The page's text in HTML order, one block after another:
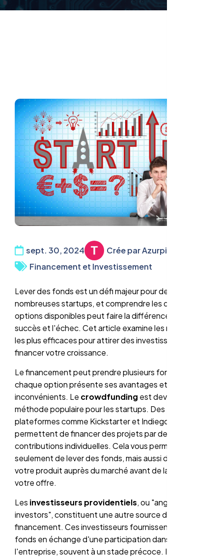
sept. 30, 2024
Crée par Azurpixel
Financement et Investissement
Lever des fonds est un défi majeur pour de
nombreuses startups, et comprendre les différentes
options disponibles peut faire la différence entre le
succès et l'échec. Cet article examine les méthodes
les plus efficaces pour attirer des investisseurs et
financer votre croissance.
Le financement peut prendre plusieurs formes, et
chaque option présente ses avantages et
inconvénients. Le crowdfunding est devenu une
méthode populaire pour les startups. Des
plateformes comme Kickstarter et Indiegogo
permettent de financer des projets par des
contributions individuelles. Cela vous permet non
seulement de lever des fonds, mais aussi de tester
votre produit auprès du marché avant de lancer
votre offre.
Les investisseurs providentiels, ou "angel
investors", constituent une autre source de
financement. Ces investisseurs fournissent des
fonds en échange d'une participation dans
l'entreprise, souvent à un stade précoce. Ils peuvent